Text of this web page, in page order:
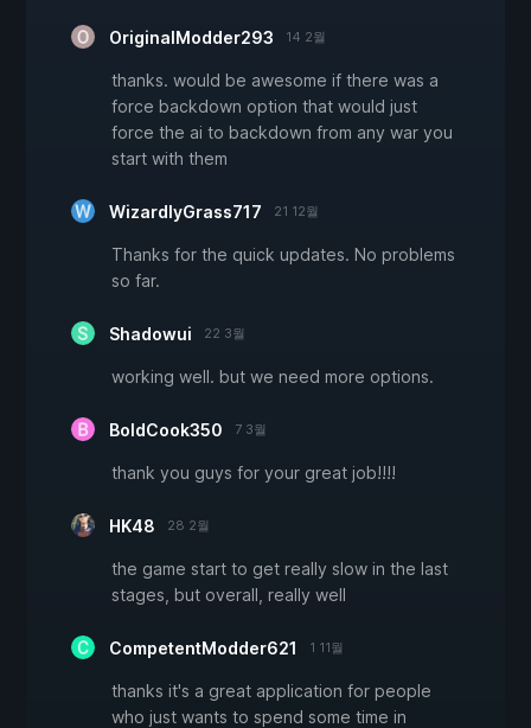
OriginalModder293 14 2월
thanks. would be awesome if there was a
force backdown option that would just
force the ai to backdown from any war you
start with them
WizardlyGrass717 21 12월
Thanks for the quick updates. No problems
so far.
Shadowui 22 3월
working well. but we need more options.
BoldCook350 7 3월
thank you guys for your great job!!!!
HK48 28 2월
the game start to get really slow in the last
stages, but overall, really well
CompetentModder621 1 11월
thanks it's a great application for people
who just wants to spend some time in